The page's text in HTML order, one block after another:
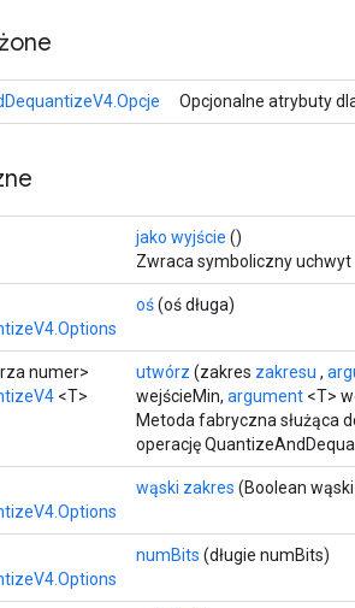
Opcjonalne atrybuty
jako wyjście ()
Zwraca symboliczny uchwyt
oś(oś długa)
numer>
<T>
utwórz (zakres zakresu ,
wejścieMin, argument <T>
Metoda fabryczna służąca
operację
wąski zakres (Boolean
numBits (długie numBits)